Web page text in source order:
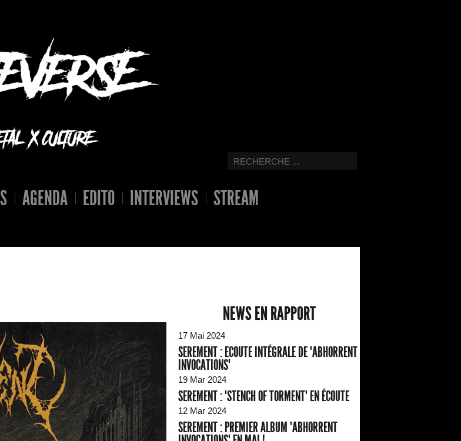
AGENDA EDITO INTERVIEWS
STREAM
NEWS EN RAPPORT
17 Mai 2024
SEREMENT : ECOUTE INTÉGRALE DE "ABHORRENT
INVOCATIONS"
19 Mar 2024
SEREMENT : "STENCH OF TORMENT" EN ÉCOUTE
12 Mar 2024
SEREMENT : PREMIER ALBUM "ABHORRENT